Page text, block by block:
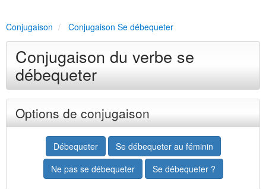
Conjugaison Conjugaison Se débequeter
Conjugaison du verbe se
débequeter
Options de conjugaison
Débequeter
Se débequeter au féminin
Ne pas se débequeter
Se débequeter ?